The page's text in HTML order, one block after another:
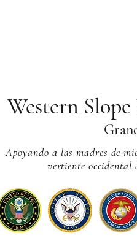
Western
Apoyando a las madres de
vertiente occidental